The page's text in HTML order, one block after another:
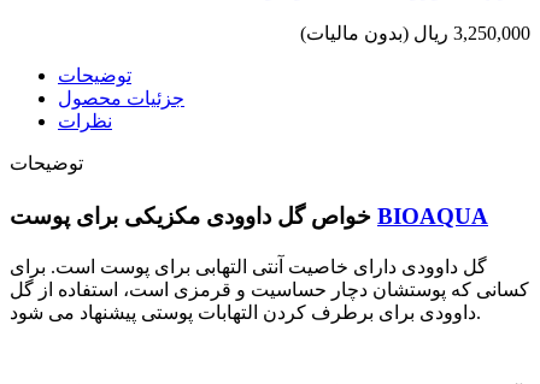
3,250,000 ریال (بدون مالیات)
توضیحات
جزئیات محصول
نظرات
توضیحات
BIOAQUA
گل داوودی دارای خاصیت آنتی التهابی برای پوست است. برای
کسانی که پوستشان دچار حساسیت و قرمزی است، استفاده از گل
داوودی برای برطرف کردن التهابات پوستی پیشنهاد می شود.